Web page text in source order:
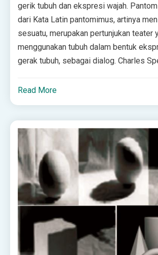
gerik tubuh dan ekspresi wajah.
dari Kata Latin pantomimus, artinya
sesuatu, merupakan pertunjukan teater
menggunakan tubuh dalam bentuk
gerak tubuh, sebagai dialog. Charles
Read More